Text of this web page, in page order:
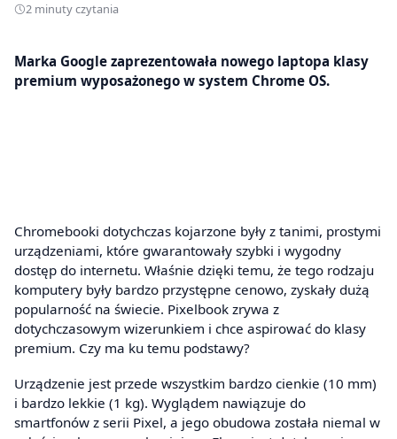
2 minuty czytania
Marka Google zaprezentowała nowego laptopa klasy
premium wyposażonego w system Chrome OS.
Chromebooki dotychczas kojarzone były z tanimi, prostymi
urządzeniami, które gwarantowały szybki i wygodny
dostęp do internetu. Właśnie dzięki temu, że tego rodzaju
komputery były bardzo przystępne cenowo, zyskały dużą
popularność na świecie. Pixelbook zrywa z
dotychczasowym wizerunkiem i chce aspirować do klasy
premium. Czy ma ku temu podstawy?
Urządzenie jest przede wszystkim bardzo cienkie (10 mm)
i bardzo lekkie (1 kg). Wyglądem nawiązuje do
smartfonów z serii Pixel, a jego obudowa została niemal w